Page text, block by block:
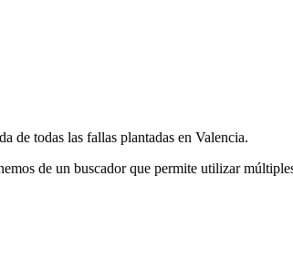
de todas las fallas plantadas en Valencia.
de un buscador que permite utilizar